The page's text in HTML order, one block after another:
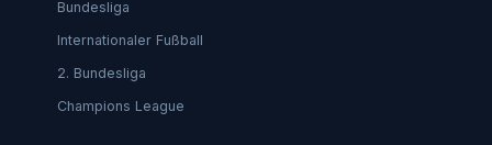
Bundesliga
Internationaler Fußball
2. Bundesliga
Champions League